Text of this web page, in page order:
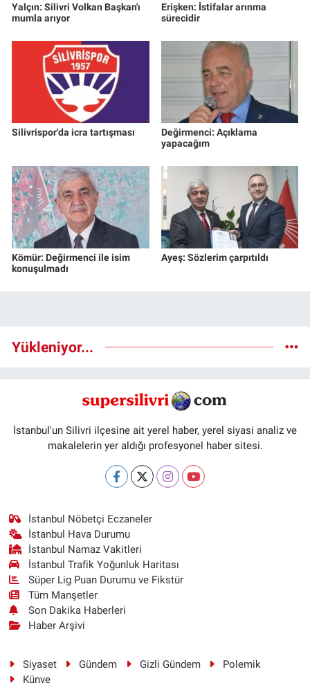
Yalçın: Silivri Volkan Başkan'ı
mumla arıyor
Erişken: İstifalar arınma
sürecidir
Silivrispor'da icra tartışması
Değirmenci: Açıklama
yapacağım
Kömür: Değirmenci ile isim
konuşulmadı
Ayeş: Sözlerim çarpıtıldı
Yükleniyor...
İstanbul'un Silivri ilçesine ait yerel haber, yerel siyasi analiz ve
makalelerin yer aldığı profesyonel haber sitesi.
İstanbul Nöbetçi Eczaneler
İstanbul Hava Durumu
İstanbul Namaz Vakitleri
İstanbul Trafik Yoğunluk Haritası
Süper Lig Puan Durumu ve Fikstür
Tüm Manşetler
Son Dakika Haberleri
Haber Arşivi
Siyaset Gündem Gizli Gündem
Polemik
Künye